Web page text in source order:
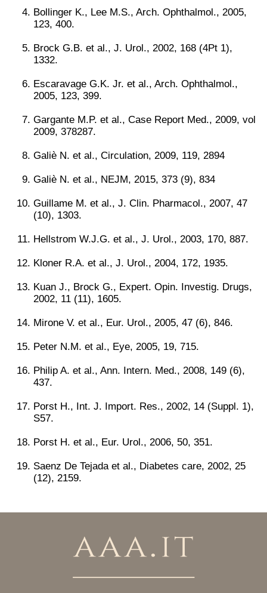
Bollinger K., Lee M.S., Arch. Ophthalmol., 2005,
123, 400.
Brock G.B. et al., J. Urol., 2002, 168 (4Pt 1),
1332.
Escaravage G.K. Jr. et al., Arch. Ophthalmol.,
2005, 123, 399.
Gargante M.P. et al., Case Report Med., 2009, vol
2009, 378287.
Galiè N. et al., Circulation, 2009, 119, 2894
Galiè N. et al., NEJM, 2015, 373 (9), 834
Guillame M. et al., J. Clin. Pharmacol., 2007, 47
(10), 1303.
Hellstrom W.J.G. et al., J. Urol., 2003, 170, 887.
Kloner R.A. et al., J. Urol., 2004, 172, 1935.
Kuan J., Brock G., Expert. Opin. Investig. Drugs,
2002, 11 (11), 1605.
Mirone V. et al., Eur. Urol., 2005, 47 (6), 846.
Peter N.M. et al., Eye, 2005, 19, 715.
Philip A. et al., Ann. Intern. Med., 2008, 149 (6),
437.
Porst H., Int. J. Import. Res., 2002, 14 (Suppl. 1),
S57.
Porst H. et al., Eur. Urol., 2006, 50, 351.
Saenz De Tejada et al., Diabetes care, 2002, 25
(12), 2159.